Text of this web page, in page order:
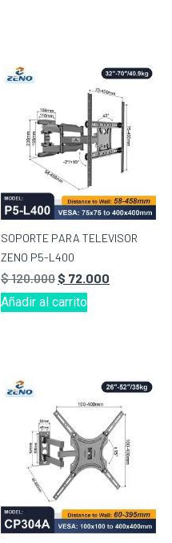
SOPORTE PARA TELEVISOR
ZENO P5-L400
$120.000 $ 72.000
Añadir al carrito